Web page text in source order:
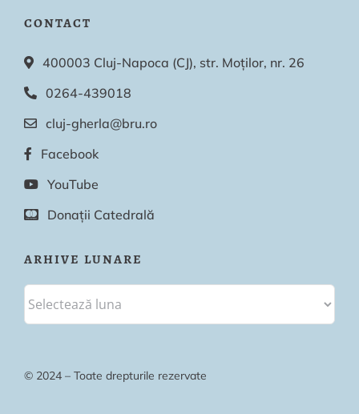
CONTACT
400003 Cluj-Napoca (CJ), str. Moților, nr. 26
0264-439018
cluj-gherla@bru.ro
Facebook
YouTube
Donații Catedrală
ARHIVE LUNARE
© 2024 – Toate drepturile rezervate